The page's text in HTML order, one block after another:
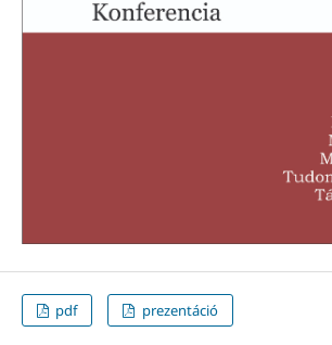
pdf prezentáció